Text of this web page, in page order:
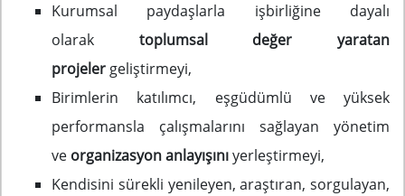
Kurumsal paydaşlarla işbirliğine dayalı
olarak toplumsal değer yaratan
projeler geliştirmeyi,
Birimlerin katılımcı, eşgüdümlü ve yüksek
performansla çalışmalarını sağlayan yönetim
ve organizasyon anlayışınıyerleştirmeyi,
Kendisini sürekli yenileyen, araştıran, sorgulayan,